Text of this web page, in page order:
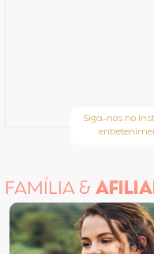
Siga-nos no
FAMÍLIA &